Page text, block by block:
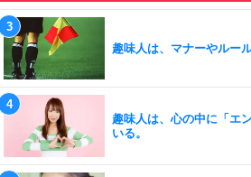
趣味人は、マナーやルー
趣味人は、心の中に「エ
いる。